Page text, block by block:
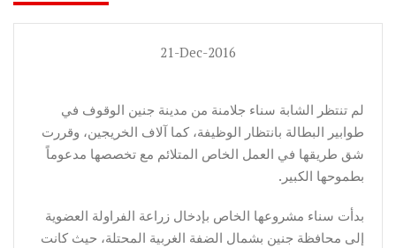
21-Dec-2016
لم تنتظر الشابة سناء جلامنة من مدينة جنين الوقوف في
طوابير البطالة بانتظار الوظيفة، كما آلاف الخريجين، وقررت
شق طريقها في العمل الخاص المتلائم مع تخصصها مدعوماً
بطموحها الكبير.
بدأت سناء مشروعها الخاص بإدخال زراعة الفراولة العضوية
إلى محافظة جنين بشمال الضفة الغربية المحتلة، حيث كانت